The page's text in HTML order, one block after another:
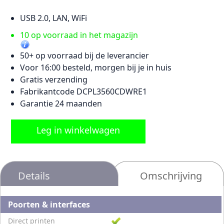
USB 2.0, LAN, WiFi
10 op voorraad in het magazijn
50+ op voorraad bij de leverancier
Voor 16:00 besteld, morgen bij je in huis
Gratis verzending
Fabrikantcode DCPL3560CDWRE1
Garantie 24 maanden
Leg in winkelwagen
Details Omschrijving
Poorten & interfaces
Direct printen